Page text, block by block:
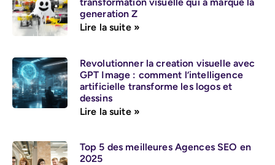
generation Z
Lire la suite »
Revolutionner la creation visuelle avec
GPT Image : comment l’intelligence
artificielle transforme les logos et
dessins
Lire la suite »
Top 5 des meilleures Agences SEO en
2025